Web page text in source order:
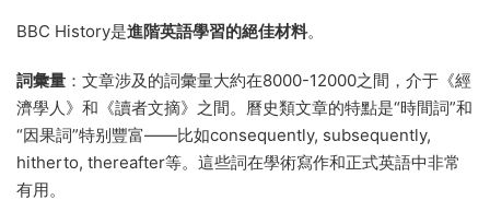
BBC History是進階英語學習的絕佳材料。
詞彙量 ：文章涉及的詞彙量大約在8000-12000之間，介于《經
濟學人》和《讀者文摘》之間。曆史類文章的特點是“時間詞”和
“因果詞”特别豐富——比如consequently, subsequently,
hitherto, thereafter等。這些詞在學術寫作和正式英語中非常
有用。